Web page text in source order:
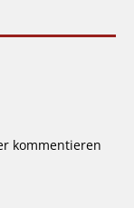
kommentieren